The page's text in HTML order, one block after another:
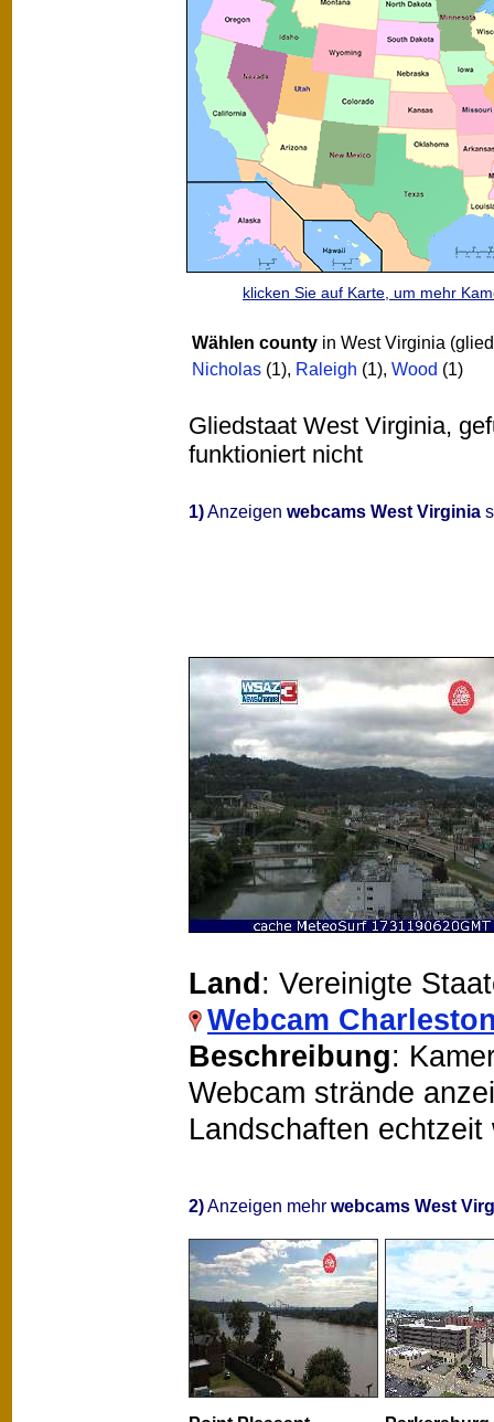
klicken Sie auf Karte, um mehr
Wählen county in West Virginia
Nicholas (1), Raleigh (1), Wood (1)
Gliedstaat West Virginia,
funktioniert nicht
1)Anzeigen webcams West Virginia
Land: Vereinigte
Webcam
Beschreibung:
Webcam strände
Landschaften echtzeit
2)Anzeigen mehr webcams West